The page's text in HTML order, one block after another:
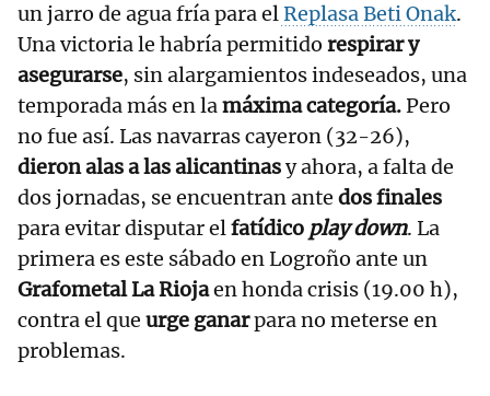
un jarro de agua fría para elReplasa Beti Onak.
Una victoria le habría permitido respirar y
asegurarse, sin alargamientos indeseados, una
temporada más en lamáxima categoría.Pero
no fue así. Las navarras cayeron (32-26),
dieron alas a las alicantinasy ahora, a falta de
dos jornadas, se encuentran ante dos finales
para evitar disputar elfatídico play down. La
primera es este sábado en Logroño ante un
Grafometal La Riojaen honda crisis (19.00 h),
contra el que urge ganarpara no meterse en
problemas.